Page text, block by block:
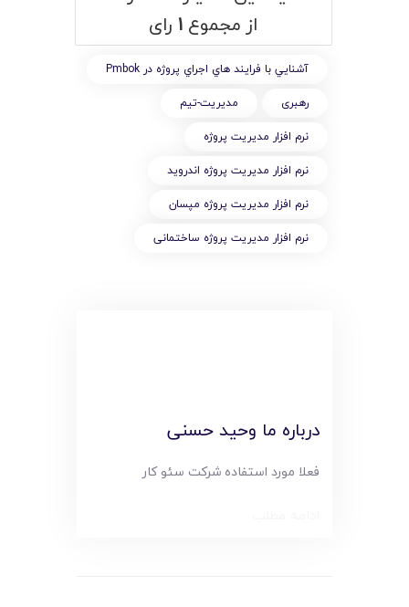
از مجموع ۱ رای
آشنايي با فرايند هاي اجراي پروژه در Pmbok
رهبری
مدیریت-تیم
نرم افزار مديريت پروژه
نرم افزار مديريت پروژه اندرويد
نرم افزار مديريت پروژه مپسان
نرم افزار مدیریت پروژه ساختمانی
درباره ما وحید حسنی
فعلا مورد استفاده شرکت سئو کار